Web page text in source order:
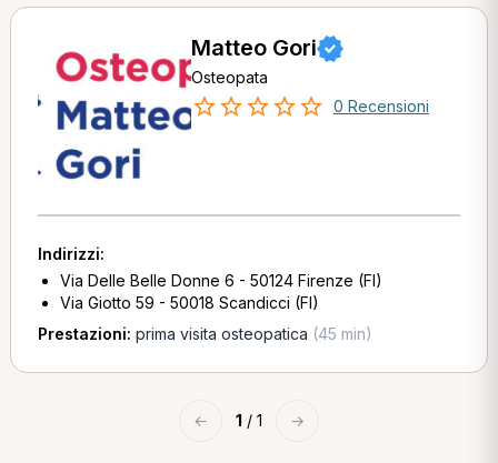
Matteo Gori
Osteopata
0 Recensioni
Indirizzi:
Via Delle Belle Donne 6 - 50124 Firenze (FI)
Via Giotto 59 - 50018 Scandicci (FI)
Prestazioni: prima visita osteopatica (45 min)
← 1 / 1 →